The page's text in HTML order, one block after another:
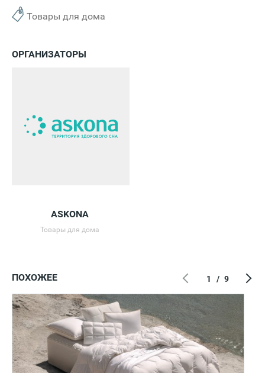
Товары для дома
ОРГАНИЗАТОРЫ
ASKONA
Товары для дома
ПОХОЖЕЕ 1 / 9